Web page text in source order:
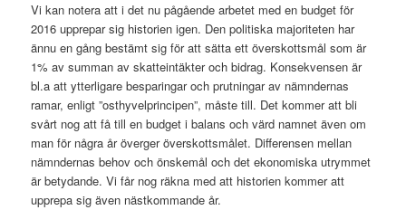
Vi kan notera att i det nu pågående arbetet med en budget för
2016 upprepar sig historien igen. Den politiska majoriteten har
ännu en gång bestämt sig för att sätta ett överskottsmål som är
1% av summan av skatteintäkter och bidrag. Konsekvensen är
bl.a att ytterligare besparingar och prutningar av nämndernas
ramar, enligt ”osthyvelprincipen”, måste till. Det kommer att bli
svårt nog att få till en budget i balans och värd namnet även om
man för några år överger överskottsmålet. Differensen mellan
nämndernas behov och önskemål och det ekonomiska utrymmet
är betydande. Vi får nog räkna med att historien kommer att
upprepa sig även nästkommande år.